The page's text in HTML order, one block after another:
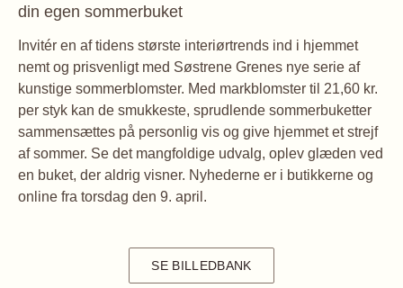
din egen sommerbuket
Invitér en af tidens største interiørtrends ind i hjemmet
nemt og prisvenligt med Søstrene Grenes nye serie af
kunstige sommerblomster. Med markblomster til 21,60 kr.
per styk kan de smukkeste, sprudlende sommerbuketter
sammensættes på personlig vis og give hjemmet et strejf
af sommer. Se det mangfoldige udvalg, oplev glæden ved
en buket, der aldrig visner. Nyhederne er i butikkerne og
online fra torsdag den 9. april.
SE BILLEDBANK